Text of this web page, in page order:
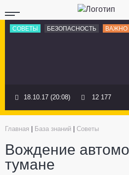
СОВЕТЫ БЕЗОПАСНОСТЬ ВАЖНО
18.10.17 (20:08) 12 177
Главная База знаний Советы
Вождение
тумане